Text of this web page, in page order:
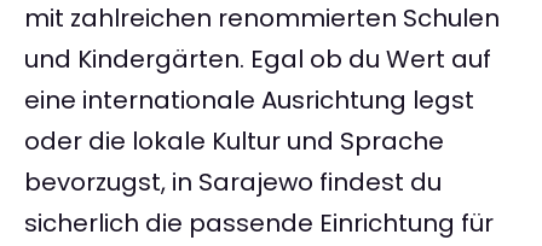
mit zahlreichen renommierten Schulen
und Kindergärten. Egal ob du Wert auf
eine internationale Ausrichtung legst
oder die lokale Kultur und Sprache
bevorzugst, in Sarajewo findest du
sicherlich die passende Einrichtung für